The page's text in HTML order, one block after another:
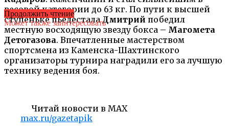
весовой категории до 63 кг. По пути к высшей
ступеньке пьедесталаДмитрий победил
местную восходящую звезду бокса – Магомета
Детогазова. Впечатленные мастерством
спортсмена из Каменска-Шахтинского
организаторы турнира наградили его за лучшую
технику ведения боя.
Читай новости в MAX
max.ru/gazetapik
Продолжить чтение
Может также заинтересовать